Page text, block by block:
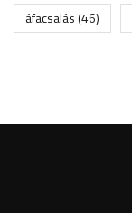
áfacsalás(46)